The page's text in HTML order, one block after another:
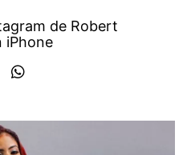
de Robert
iPhone